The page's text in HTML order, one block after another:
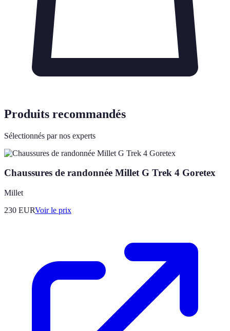
Produits recommandés
Sélectionnés par nos experts
Chaussures de randonnée Millet G Trek 4 Goretex
Millet
230 EURVoir le prix